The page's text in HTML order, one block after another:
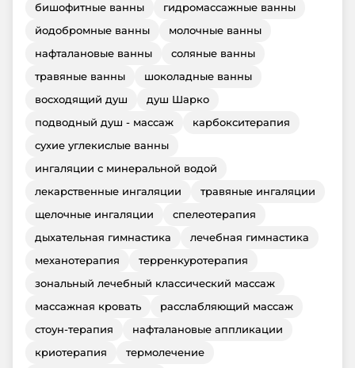
бишофитные ванны
гидромассажные ванны
йодобромные ванны
молочные ванны
нафталановые ванны
соляные ванны
травяные ванны
шоколадные ванны
восходящий душ
душ Шарко
подводный душ - массаж
карбокситерапия
сухие углекислые ванны
ингаляции с минеральной водой
лекарственные ингаляции
травяные ингаляции
щелочные ингаляции
спелеотерапия
дыхательная гимнастика
лечебная гимнастика
механотерапия
терренкуротерапия
зональный лечебный классический массаж
массажная кровать
расслабляющий массаж
стоун-терапия
нафталановые аппликации
криотерапия
термолечение